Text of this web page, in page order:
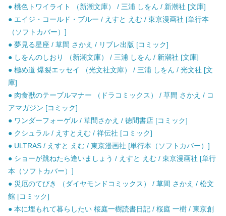
● 桃色トワイライト （新潮文庫） / 三浦 しをん / 新潮社 [文庫]
● エイジ・コールド・ブルー / えすと えむ / 東京漫画社 [単行本
（ソフトカバー）]
● 夢見る星座 / 草間 さかえ / リブレ出版 [コミック]
● しをんのしおり （新潮文庫） / 三浦 しをん / 新潮社 [文庫]
● 極め道 爆裂エッセイ （光文社文庫） / 三浦 しをん / 光文社 [文
庫]
● 肉食獣のテーブルマナー （ドラコミックス） / 草間 さかえ / コ
アマガジン [コミック]
● ワンダーフォーゲル / 草間さかえ / 徳間書店 [コミック]
● クシュラル / えすとえむ / 祥伝社 [コミック]
● ULTRAS / えすと えむ / 東京漫画社 [単行本（ソフトカバー）]
● ショーが跳ねたら逢いましょう / えすと えむ / 東京漫画社 [単行
本（ソフトカバー）]
● 災厄のてびき （ダイヤモンドコミックス） / 草間 さかえ / 松文
館 [コミック]
● 本に埋もれて暮らしたい 桜庭一樹読書日記 / 桜庭 一樹 / 東京創